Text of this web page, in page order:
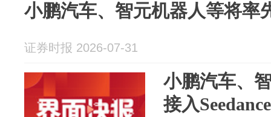
小鹏汽车、智元机器人等将率
证券时报 2026-07-31
小鹏汽车、
接入